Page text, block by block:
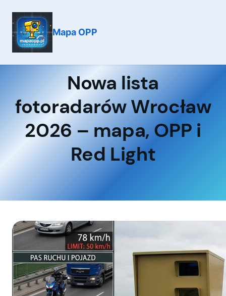
Przejdź
Mapa OPP
Nowa lista
fotoradarów Wrocław
2026 – mapa, OPP i
Red Light